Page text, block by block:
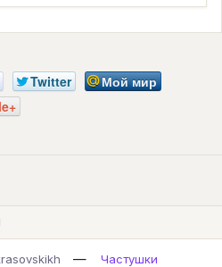
Twitter
Мой мир
—
Частушки